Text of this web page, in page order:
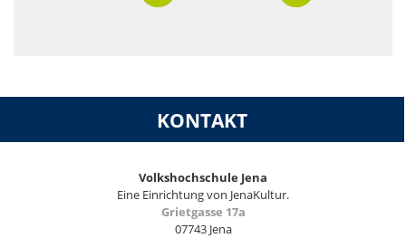
KONTAKT
Volkshochschule Jena
Eine Einrichtung von JenaKultur.
Grietgasse 17a
07743 Jena